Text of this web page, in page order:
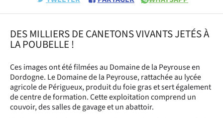
DES MILLIERS DE CANETONS VIVANTS JETÉS À
LA POUBELLE !
Ces images ont été filmées au Domaine de la Peyrouse en
Dordogne. Le Domaine de la Peyrouse, rattachée au lycée
agricole de Périgueux, produit du foie gras et sert également
de centre de formation. Cette exploitation comprend un
couvoir, des salles de gavage et un abattoir.